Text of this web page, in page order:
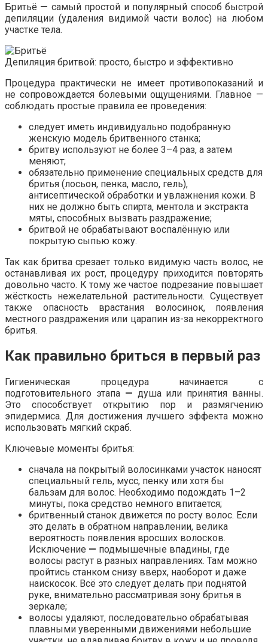
Бритьё — самый простой и популярный способ быстрой
депиляции (удаления видимой части волос) на любом
участке тела.
Депиляция бритвой: просто, быстро и эффективно
Процедура практически не имеет противопоказаний и
не сопровождается болевыми ощущениями. Главное —
соблюдать простые правила ее проведения:
следует иметь индивидуально подобранную
женскую модель бритвенного станка;
бритву используют не более 3–4 раз, а затем
меняют;
обязательно применение специальных средств для
бритья (лосьон, пенка, масло, гель),
антисептической обработки и увлажнения кожи. В
них не должно быть спирта, ментола и экстракта
мяты, способных вызвать раздражение;
бритвой не обрабатывают воспалённую или
покрытую сыпью кожу.
Так как бритва срезает только видимую часть волос, не
останавливая их рост, процедуру приходится повторять
довольно часто. К тому же частое подрезание повышает
жёсткость нежелательной растительности. Существует
также опасность врастания волосинок, появления
местного раздражения или царапин из-за некорректного
бритья.
Как правильно бриться в первый раз
Гигиеническая процедура начинается с
подготовительного этапа — душа или принятия ванны.
Это способствует открытию пор и размягчению
эпидермиса. Для достижения лучшего эффекта можно
использовать мягкий скраб.
Ключевые моменты бритья:
сначала на покрытый волосинками участок наносят
специальный гель, мусс, пенку или хотя бы
бальзам для волос. Необходимо подождать 1–2
минуты, пока средство немного впитается;
бритвенный станок движется по росту волос. Если
это делать в обратном направлении, велика
вероятность появления вросших волосков.
Исключение — подмышечные впадины, где
волосы растут в разных направлениях. Там можно
пройтись станком снизу вверх, наоборот и даже
наискосок. Всё это следует делать при поднятой
руке, внимательно рассматривая зону бритья в
зеркале;
волосы удаляют, последовательно обрабатывая
плавными уверенными движениями небольшие